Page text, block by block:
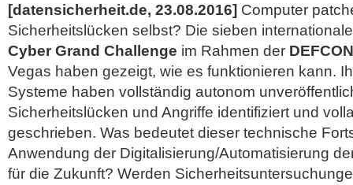
[datensicherheit.de, 23.08.2016] Computer
Sicherheitslücken selbst? Die sieben
Cyber Grand Challenge im Rahmen der DEFCON
Vegas haben gezeigt, wie es funktionieren kann.
Systeme haben vollständig autonom
Sicherheitslücken und Angriffe identifiziert und
geschrieben. Was bedeutet dieser technische
Anwendung der Digitalisierung/Automatisierung
für die Zukunft? Werden